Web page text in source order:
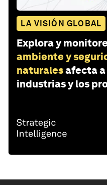
LA VISIÓN GLOBAL
Explora y
ambiente y
naturalesafecta a
industrias y los